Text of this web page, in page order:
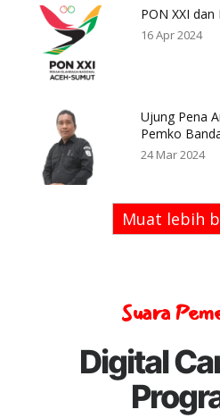
PON XXI
16 Apr 2024
Ujung Pena
Pemko
24 Mar 2024
Muat lebih
Suara
Digital